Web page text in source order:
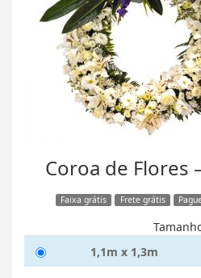
Coroa de Flores
Faixa grátis Frete grátis
1,1m x 1,3m